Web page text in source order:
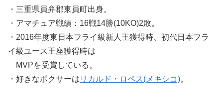
・三重県員弁郡東員町出身。
・アマチュア戦績：16戦14勝(10KO)2敗。
・2016年度東日本フライ級新人王獲得時、初代日本フラ
イ級ユース王座獲得時は
MVPを受賞している。
・好きなボクサーは リカルド・ロペス(メキシコ)。